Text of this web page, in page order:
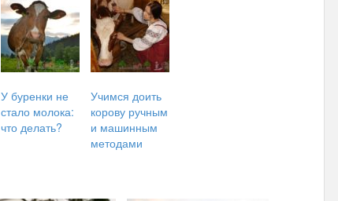
У буренки не
стало молока:
что делать?
Учимся доить
корову ручным
и машинным
методами